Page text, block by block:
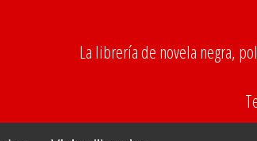
La librería de novela negra,